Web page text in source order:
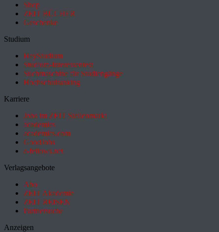
Shop
ZEIT BÜCHER
Geschenke
Studium
HeyStudium
Studium-Interessentest
Suchmaschine für Studiengänge
Hochschulranking
Karriere
Jobs im ZEIT Stellenmarkt
academics
academics.com
GoodJobs
e-fellows.net
Verlagsangebote
Abo
ZEIT Akademie
ZEIT REISEN
Partnersuche
Anzeigen